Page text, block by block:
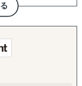
イチの意思決定か
ィング課題まで主
で一貫してサポー